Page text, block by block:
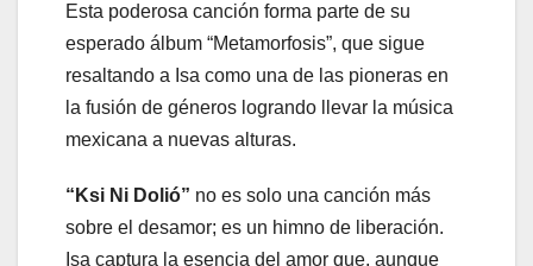
Esta poderosa canción forma parte de su
esperado álbum “Metamorfosis”, que sigue
resaltando a Isa como una de las pioneras en
la fusión de géneros logrando llevar la música
mexicana a nuevas alturas.
“Ksi Ni Dolió” no es solo una canción más
sobre el desamor; es un himno de liberación.
Isa captura la esencia del amor que, aunque